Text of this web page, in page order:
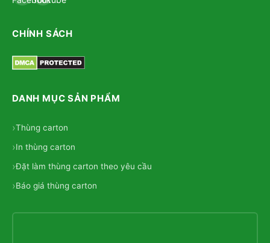
CHÍNH SÁCH
DANH MỤC SẢN PHẨM
Thùng carton
In thùng carton
Đặt làm thùng carton theo yêu cầu
Báo giá thùng carton